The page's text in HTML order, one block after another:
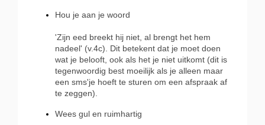
Hou je aan je woord
'Zijn eed breekt hij niet, al brengt het hem
nadeel' (v.4c). Dit betekent dat je moet doen
wat je belooft, ook als het je niet uitkomt (dit is
tegenwoordig best moeilijk als je alleen maar
een sms'je hoeft te sturen om een afspraak af
te zeggen).
Wees gul en ruimhartig